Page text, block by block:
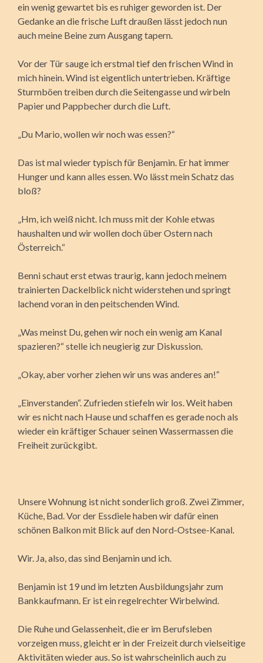
ein wenig gewartet bis es ruhiger geworden ist. Der
Gedanke an die frische Luft draußen lässt jedoch nun
auch meine Beine zum Ausgang tapern.
Vor der Tür sauge ich erstmal tief den frischen Wind in
mich hinein. Wind ist eigentlich untertrieben. Kräftige
Sturmböen treiben durch die Seitengasse und wirbeln
Papier und Pappbecher durch die Luft.
„Du Mario, wollen wir noch was essen?“
Das ist mal wieder typisch für Benjamin. Er hat immer
Hunger und kann alles essen. Wo lässt mein Schatz das
bloß?
„Hm, ich weiß nicht. Ich muss mit der Kohle etwas
haushalten und wir wollen doch über Ostern nach
Österreich.“
Benni schaut erst etwas traurig, kann jedoch meinem
trainierten Dackelblick nicht widerstehen und springt
lachend voran in den peitschenden Wind.
„Was meinst Du, gehen wir noch ein wenig am Kanal
spazieren?“ stelle ich neugierig zur Diskussion.
„Okay, aber vorher ziehen wir uns was anderes an!“
„Einverstanden“. Zufrieden stiefeln wir los. Weit haben
wir es nicht nach Hause und schaffen es gerade noch als
wieder ein kräftiger Schauer seinen Wassermassen die
Freiheit zurückgibt.
Unsere Wohnung ist nicht sonderlich groß. Zwei Zimmer,
Küche, Bad. Vor der Essdiele haben wir dafür einen
schönen Balkon mit Blick auf den Nord-Ostsee-Kanal.
Wir. Ja, also, das sind Benjamin und ich.
Benjamin ist 19 und im letzten Ausbildungsjahr zum
Bankkaufmann. Er ist ein regelrechter Wirbelwind.
Die Ruhe und Gelassenheit, die er im Berufsleben
vorzeigen muss, gleicht er in der Freizeit durch vielseitige
Aktivitäten wieder aus. So ist wahrscheinlich auch zu